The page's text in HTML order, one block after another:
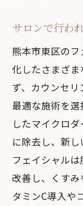
サロンで行わ
熊本市東区の
化したさまざ
ず、カウンセリ
最適な施術を
したマイクロ
に除去し、新
フェイシャル
改善し、くす
タミンC導入や